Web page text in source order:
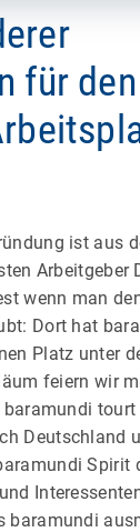
für den
ist aus
Arbeitgeber
wenn man
Dort hat
Platz unter
feiern wir
tourt
Deutschland
Spirit
baramundi